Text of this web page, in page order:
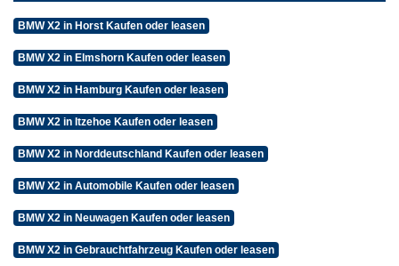
BMW X2 in Horst Kaufen oder leasen
BMW X2 in Elmshorn Kaufen oder leasen
BMW X2 in Hamburg Kaufen oder leasen
BMW X2 in Itzehoe Kaufen oder leasen
BMW X2 in Norddeutschland Kaufen oder leasen
BMW X2 in Automobile Kaufen oder leasen
BMW X2 in Neuwagen Kaufen oder leasen
BMW X2 in Gebrauchtfahrzeug Kaufen oder leasen